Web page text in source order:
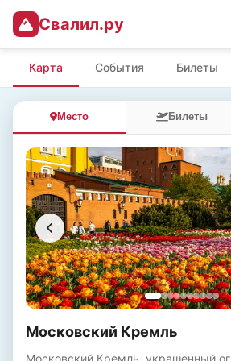
Свалил.ру
Карта События Билеты
Место Билеты
Московский Кремль
Московский Кремль, украшенный